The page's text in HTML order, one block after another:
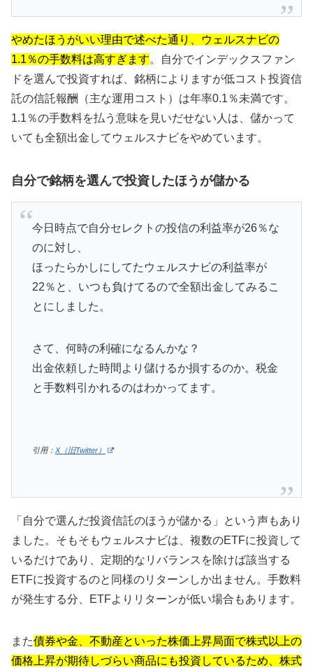
やめたほうがいい理由で述べた通り、ウェルスナビの
1.1％の手数料は高すぎます。自分でインデックスファン
ドを選んで投資すれば、銘柄によりますが低コスト投資信
託の信託報酬（主な運用コスト）は年率0.1％未満です。
1.1％の手数料を払う意味を見いだせない人は、儲かって
いても全額出金してウェルスナビをやめています。
自分で銘柄を選んで投資したほうが儲かる
今日時点で自分セレクトの投信の利益率が26％な
のに対し、
ほったらかしにしてたウェルスナビの利益率が
22％と、いつも負けてるので全額出金してみるこ
とにしました。
さて、何時の利確になるんかな？
出金依頼した時間より儲けるか損するのか。税金
と手数料引かれるのはわかってます。
引用： X（旧Twitter）
「自分で選んだ投資信託のほうが儲かる」という声もあり
ました。そもそもウェルスナビは、複数のETFに投資して
いるだけであり、定期的なリバランスを除けば該当する
ETFに投資するのと同様のリターンしか出ません。手数料
が発生する分、ETFよりリターンが低い場合もあります。
また債券や金、不動産といった株価上昇局面で株式以上の
価格上昇が期待しづらい商品にも投資しているため、株式